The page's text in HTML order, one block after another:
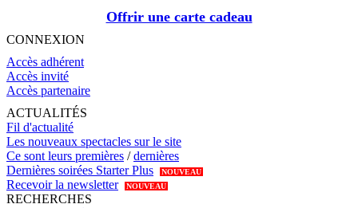
Offrir une carte cadeau
CONNEXION
Accès adhérent
Accès invité
Accès partenaire
ACTUALITÉS
Fil d'actualité
Les nouveaux spectacles sur le site
Ce sont leurs premières /dernières
Dernières soirées Starter Plus
NOUVEAU
Recevoir la newsletter NOUVEAU
RECHERCHES